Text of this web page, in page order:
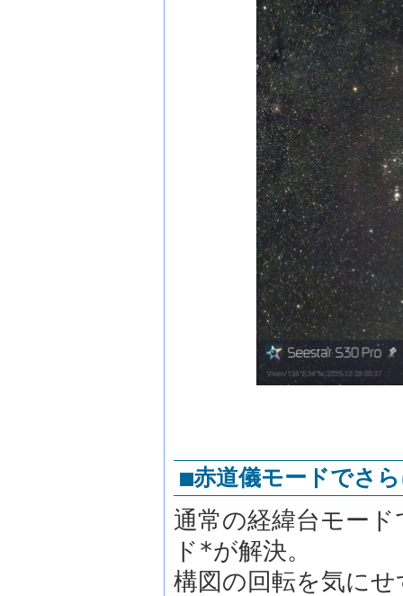
■赤道儀モードでさ
通常の経緯台モー
ド*が解決。
構図の回転を気に